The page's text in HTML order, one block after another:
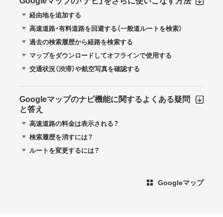
経由地を追加する
高速道路・有料道路を回避する（一般道ルートを検索）
過去の検索履歴から経路を検索する
マップをダウンロードしてオフラインで使用する
交通状況（渋滞）や航空写真を確認する
Googleマップのナビ機能に関するよくある疑問
と答え
高速道路の料金は表示される？
検索履歴を消すには？
ルートを変更するには？
Googleマップ